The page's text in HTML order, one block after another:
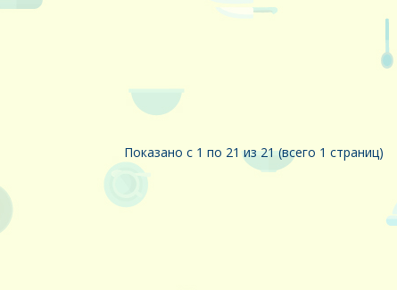
Показано с 1 по 21 из 21 (всего 1 страниц)